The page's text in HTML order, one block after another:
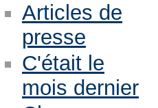
Articles de
presse
C'était le
mois dernier